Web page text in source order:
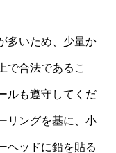
多いため、少量か
で合法であるこ
ルも遵守してくだ
リングを基に、小
ヘッドに鉛を貼る